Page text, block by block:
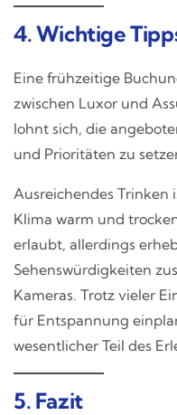
4. Wichtige
Eine frühzeitige
zwischen Luxor und
lohnt sich, die
und Prioritäten zu
Ausreichendes Trinken
Klima warm und
erlaubt, allerdings
Sehenswürdigkeiten
Kameras. Trotz vieler
für Entspannung
wesentlicher Teil des
5. Fazit